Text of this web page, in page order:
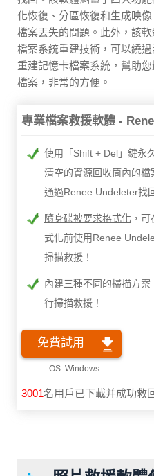
化恢復、分區恢復和生成映
檔案丟失的問題。此外，該
檔案系統重建技術，可以繞
重建記憶卡檔案系統，幫助
檔案，非常的方便。
專業檔案救援軟體 -
使用「Shift + Del」鍵永
清空的資源回收筒內的檔
通過Renee Undeleter找
隨身碟被要求格式化 ，
式化前使用Renee
掃描救援！
內建三種不同的掃描方
行掃描救援！
免費試用
3001名用戶已下載并成功救